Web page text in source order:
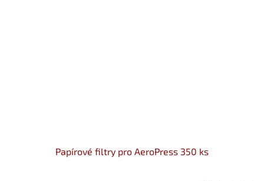
Papírové filtry pro AeroPress 350 ks